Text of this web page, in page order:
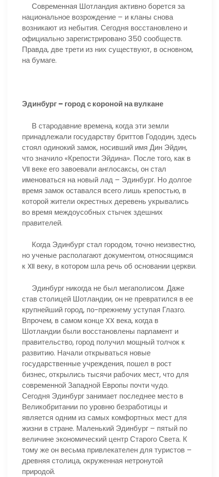
Современная Шотландия активно борется за
национальное возрождение – и кланы снова
возникают из небытия. Сегодня восстановлено и
официально зарегистрировано 350 сообществ.
Правда, две трети из них существуют, в основном,
на бумаге.
Эдинбург – город с короной на вулкане
В стародавние времена, когда эти земли
принадлежали государству бриттов Гододин, здесь
стоял одинокий замок, носивший имя Дин Эйдин,
что значило «Крепости Эйдина». После того, как в
VII веке его завоевали англосаксы, он стал
именоваться на новый лад – Эдинбург. Но долгое
время замок оставался всего лишь крепостью, в
которой жители окрестных деревень укрывались
во время междоусобных стычек здешних
правителей.
Когда Эдинбург стал городом, точно неизвестно,
но ученые располагают документом, относящимся
к XII веку, в котором шла речь об основании церкви.
Эдинбург никогда не был мегаполисом. Даже
став столицей Шотландии, он не превратился в ее
крупнейший город, по-прежнему уступая Глазго.
Впрочем, в самом конце XX века, когда в
Шотландии были восстановлены парламент и
правительство, город получил мощный толчок к
развитию. Начали открываться новые
государственные учреждения, пошел в рост
бизнес, открылись тысячи рабочих мест, что для
современной Западной Европы почти чудо.
Сегодня Эдинбург занимает последнее место в
Великобритании по уровню безработицы и
является одним из самых комфортных мест для
жизни в стране. Маленький Эдинбург – пятый по
величине экономический центр Старого Света. К
тому же он весьма привлекателен для туристов –
древняя столица, окруженная нетронутой
природой.